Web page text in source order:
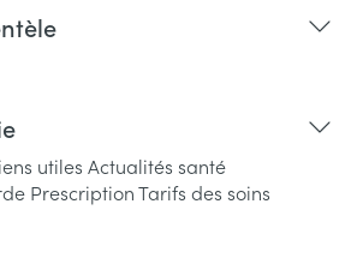
utiles Actualités santé
PrescriptionTarifs des soins